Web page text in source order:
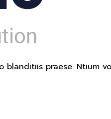
praese. Ntium